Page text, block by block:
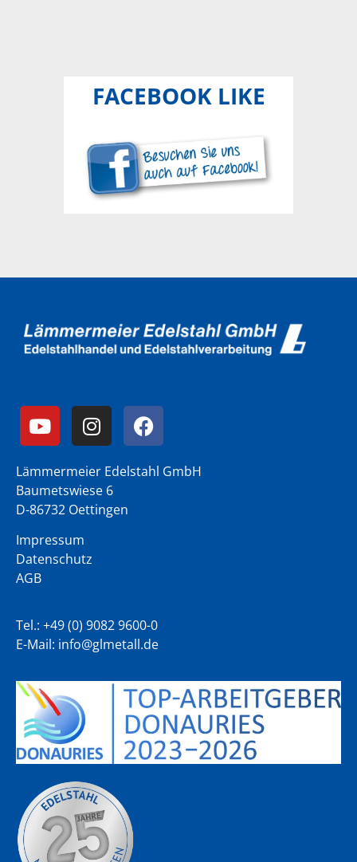
FACEBOOK LIKE
Lämmermeier Edelstahl GmbH
Baumetswiese 6
D-86732 Oettingen
Impressum
Datenschutz
AGB
Tel.: +49 (0) 9082 9600-0
E-Mail: info@glmetall.de